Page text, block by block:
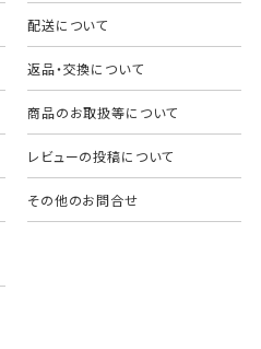
配送について
返品・交換について
商品のお取扱等について
レビューの投稿について
その他のお問合せ